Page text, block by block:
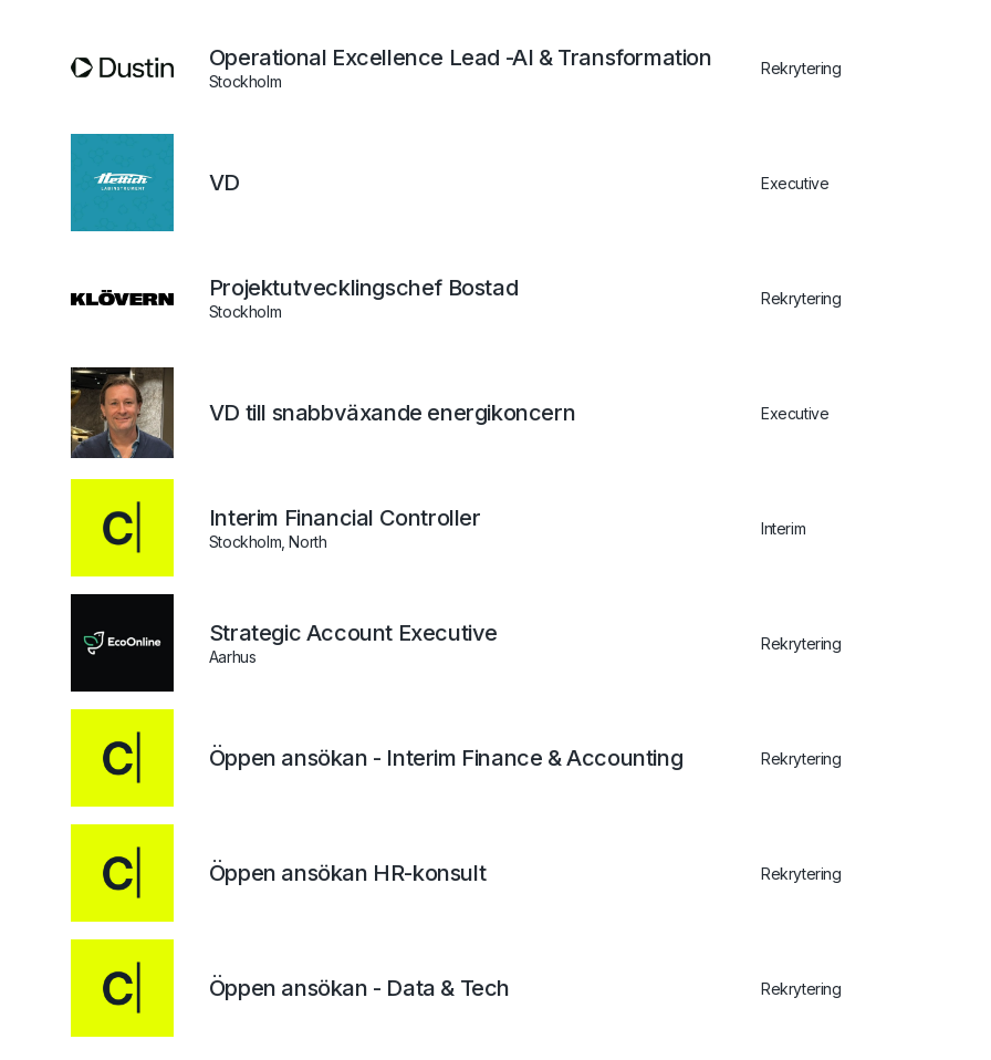
Operational Excellence Lead -AI & Transformation
Stockholm
Rekrytering
VD Executive
Projektutvecklingschef Bostad
Stockholm
Rekrytering
VD till snabbväxande energikoncern Executive
Interim Financial Controller
Stockholm, North
Interim
Strategic Account Executive
Aarhus
Rekrytering
Öppen ansökan - Interim Finance & Accounting Rekrytering
Öppen ansökan HR-konsult Rekrytering
Öppen ansökan - Data & Tech Rekrytering